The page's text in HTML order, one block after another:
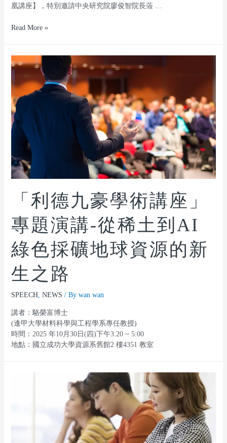
凰講座】，特別邀請中央研究院廖俊智院長蒞 …
Read More »
「利德九豪學術講座」
專題演講-從稀土到AI
綠色採礦地球資源的新
生之路
SPEECH, NEWS / By wan wan
講者：駱榮富博士
(逢甲大學材料科學與工程學系專任教授)
時間：2025 年10月30日(四)下午3:20 ~ 5:00
地點：國立成功大學資源系舊館2 樓4351 教室